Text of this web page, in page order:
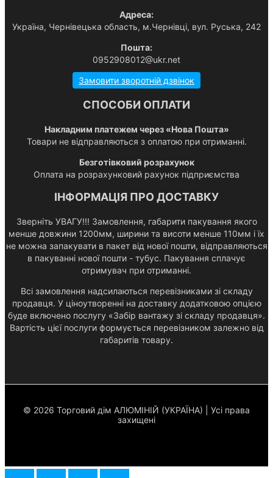
Адреса:
Українa, Чернівецька область, м.Чернівці, вул. Руська, 242
Пошта:
0952908012@ukr.net
Замовити зворотній дзвінок
СПОСОБИ ОПЛАТИ
Накладним платежем через «Нова Пошта»
Товари не відправляються з оплатою при отриманні.
Безготівковий розрахунок
Оплата на розрахунковий рахунок підприємства
ІНФОРМАЦІЯ ПРО ДОСТАВКУ
Зверніть УВАГУ!!! Замовлення, габарити пакування якого
менше довжини 1200мм, ширини та висоти менше 110мм і їх
не можна запакувати в пакет від нової пошти, відправляються
в пакуванні нової пошти - тубус. Пакування сплачує
отримувач при отриманні.
Всі замовлення надсилаються перевізниками зі складу
продавця. У ціноутворенні на доставку додатковою опцією
буде включено послугу «Забір вантажу зі складу продавця».
Вартість цієї послуги формується перевізником залежно від
габаритів товару.
© 2026 Торговий дім АЛЮМІНІЙ (УКРАЇНА) | Усі права
захищені